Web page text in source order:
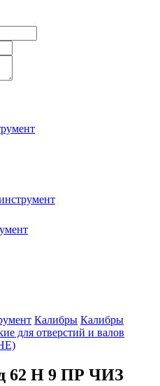
Калибры Калибры
для отверстий и валов
62 H 9 ПР ЧИЗ